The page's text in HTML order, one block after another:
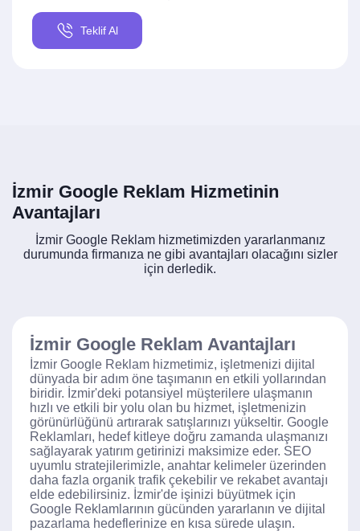
Teklif Al
İzmir Google Reklam Hizmetinin
Avantajları
İzmir Google Reklam hizmetimizden yararlanmanız
durumunda firmanıza ne gibi avantajları olacağını sizler
için derledik.
İzmir Google Reklam Avantajları
İzmir Google Reklam hizmetimiz, işletmenizi dijital
dünyada bir adım öne taşımanın en etkili yollarından
biridir. İzmir'deki potansiyel müşterilere ulaşmanın
hızlı ve etkili bir yolu olan bu hizmet, işletmenizin
görünürlüğünü artırarak satışlarınızı yükseltir. Google
Reklamları, hedef kitleye doğru zamanda ulaşmanızı
sağlayarak yatırım getirinizi maksimize eder. SEO
uyumlu stratejilerimizle, anahtar kelimeler üzerinden
daha fazla organik trafik çekebilir ve rekabet avantajı
elde edebilirsiniz. İzmir'de işinizi büyütmek için
Google Reklamlarının gücünden yararlanın ve dijital
pazarlama hedeflerinize en kısa sürede ulaşın.